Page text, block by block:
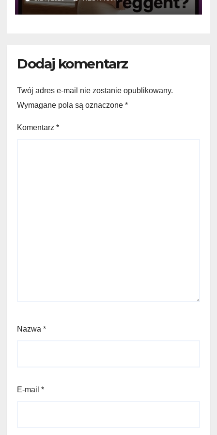
Dodaj komentarz
Twój adres e-mail nie zostanie opublikowany.
Wymagane pola są oznaczone *
Komentarz *
Nazwa *
E-mail *